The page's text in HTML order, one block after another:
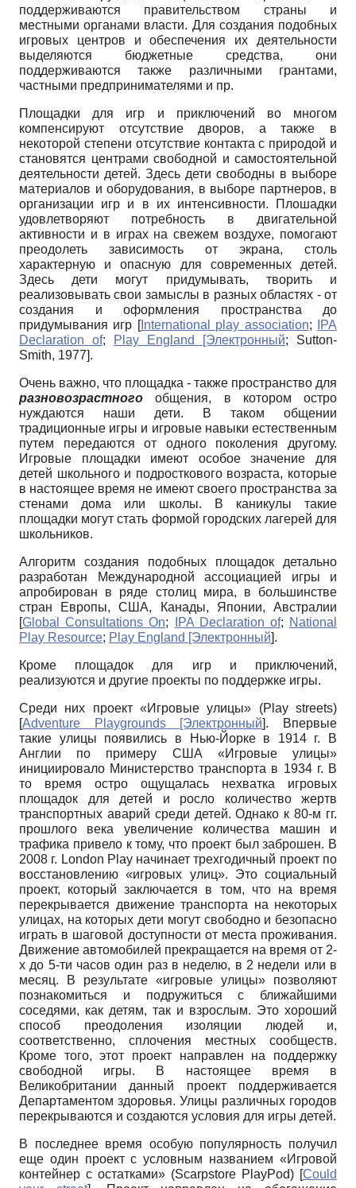
поддерживаются правительством страны и
местными органами власти. Для создания подобных
игровых центров и обеспечения их деятельности
выделяются бюджетные средства, они
поддерживаются также различными грантами,
частными предпринимателями и пр.
Площадки для игр и приключений во многом
компенсируют отсутствие дворов, а также в
некоторой степени отсутствие контакта с природой и
становятся центрами свободной и самостоятельной
деятельности детей. Здесь дети свободны в выборе
материалов и оборудования, в выборе партнеров, в
организации игр и в их интенсивности. Плошадки
удовлетворяют потребность в двигательной
активности и в играх на свежем воздухе, помогают
преодолеть зависимость от экрана, столь
характерную и опасную для современных детей.
Здесь дети могут придумывать, творить и
реализовывать свои замыслы в разных областях - от
создания и оформления пространства до
придумывания игр [International play association;
IPA
Declaration of; Play England [Электронный; Sutton-
Smith, 1977].
Очень важно, что площадка - также пространство для
разновозрастного общения, в котором остро
нуждаются наши дети. В таком общении
традиционные игры и игровые навыки естественным
путем передаются от одного поколения другому.
Игровые площадки имеют особое значение для
детей школьного и подросткового возраста, которые
в настоящее время не имеют своего пространства за
стенами дома или школы. В каникулы такие
площадки могут стать формой городских лагерей для
школьников.
Алгоритм создания подобных площадок детально
разработан Международной ассоциацией игры и
апробирован в ряде столиц мира, в большинстве
стран Европы, США, Канады, Японии, Австралии
[Global Consultations On; IPA Declaration of; National
Play Resource; Play England [Электронный].
Кроме площадок для игр и приключений,
реализуются и другие проекты по поддержке игры.
Среди них проект «Игровые улицы» (Play streets)
[Adventure Playgrounds [Электронный]. Впервые
такие улицы появились в Нью-Йорке в 1914 г. В
Англии по примеру США «Игровые улицы»
инициировало Министерство транспорта в 1934 г. В
то время остро ощущалась нехватка игровых
площадок для детей и росло количество жертв
транспортных аварий среди детей. Однако к 80-м гг.
прошлого века увеличение количества машин и
трафика привело к тому, что проект был заброшен. В
2008 г. London Play начинает трехгодичный проект по
восстановлению «игровых улиц». Это социальный
проект, который заключается в том, что на время
перекрывается движение транспорта на некоторых
улицах, на которых дети могут свободно и безопасно
играть в шаговой доступности от места проживания.
Движение автомобилей прекращается на время от 2-
х до 5-ти часов один раз в неделю, в 2 недели или в
месяц. В результате «игровые улицы» позволяют
познакомиться и подружиться с ближайшими
соседями, как детям, так и взрослым. Это хороший
способ преодоления изоляции людей и,
соответственно, сплочения местных сообществ.
Кроме того, этот проект направлен на поддержку
свободной игры. В настоящее время в
Великобритании данный проект поддерживается
Департаментом здоровья. Улицы различных городов
перекрываются и создаются условия для игры детей.
В последнее время особую популярность получил
еще один проект с условным названием «Игровой
контейнер с остатками» (Scarpstore PlayPod) [Could